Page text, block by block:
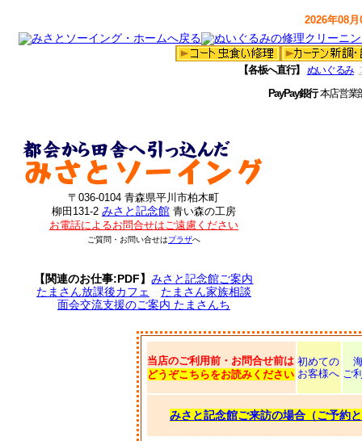
2026年08
【各板へ直行】 ぬいぐるみ
PayPay銀行本店営
〒036-0104 青森県平川市柏木町
柳田131-2 みさと記念館 青い森の工房
お電話によるお問合せはご遠慮ください
ご質問・お問い合せはプラザへ
【関連のお仕事:PDF】みさと記念館ご案内
たまさん放課後カフェ
たまさん家族相談
面会交流支援のご案内 たまさんち
当店のご利用前・お問合せ前は
どうぞこちらをお読みください
初めての
お客様へ ご
みさと記念館ご来訪の場合（ご予約